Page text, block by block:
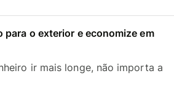
para o exterior e economize em
ir mais longe, não importa a